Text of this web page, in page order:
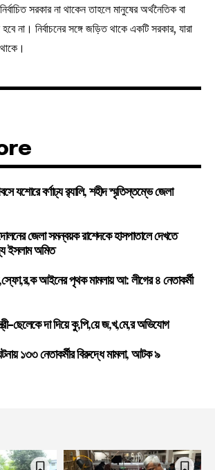
সরকার না থাকেন তাহলে মানুষের অর্থনৈতিক বা
না। নির্বাচনের সঙ্গে জড়িত থাকে একটি সরকার, যারা
যশোরে বর্ণাঢ্য র‍্যালি, শহীদ স্মৃতিস্তম্ভে জেলা
জেলা সমন্বয়ক রাশেদকে হাসপাতালে দেখতে
ইসলাম অমিত
আইনের পৃথক মামলায় আ: লীগের ৪ নেতাকর্মী
ছেলেকে দা দিয়ে কু,পি,য়ে জ,খ,মে,র অভিযোগ
১৩৩ নেতাকর্মীর বিরুদ্ধে মামলা, আটক ৯